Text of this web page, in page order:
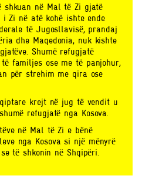
shkuan nё Mal tё Zi gjatё
i Zi nё atё kohё ishte ende
tё Jugosllavisё, prandaj
dhe Maqedonia, nuk kishte
Shumё refugjatё
familjes ose me tё panjohur,
pёr strehim me qira ose
krejt nё jug tё vendit u
refugjatё nga Kosova.
nё Mal tё Zi e bёnё
nga Kosova si njё mёnyrё
tё shkonin nё Shqipёri.